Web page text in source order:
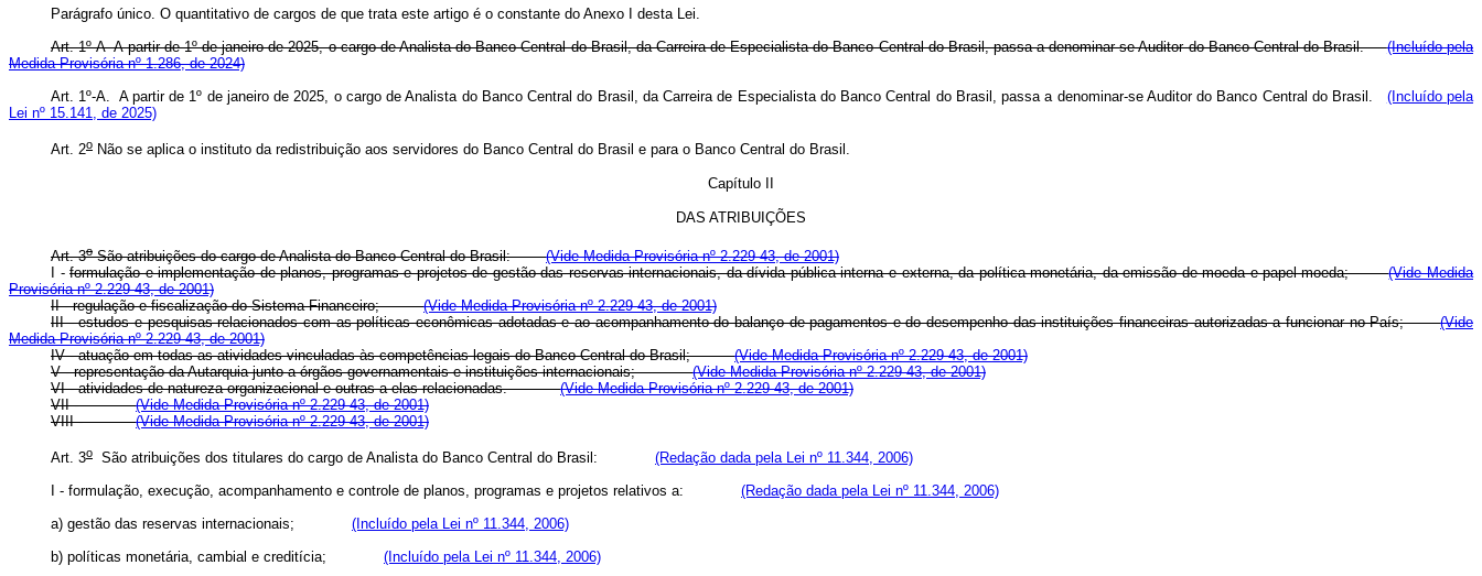
Parágrafo único. O quantitativo de cargos de que trata este artigo é o constante do Anexo I desta Lei.
Art. 1º-A A partir de 1º de janeiro de 2025, o cargo de Analista do Banco Central do Brasil, da Carreira de Especialista do Banco Central do Brasil, passa a denominar-se Auditor do Banco Central do Brasil.(Incluído pela
Medida Provisória nº 1.286, de 2024)
Art. 1º-A. A partir de 1º de janeiro de 2025, o cargo de Analista do Banco Central do Brasil, da Carreira de Especialista do Banco Central do Brasil, passa a denominar-se Auditor do Banco Central do Brasil. (Incluído pela
Lei nº 15.141, de 2025)
Art. 2o Não se aplica o instituto da redistribuição aos servidores do Banco Central do Brasil e para o Banco Central do Brasil.
Capítulo II
DAS ATRIBUIÇÕES
Art. 3oSão atribuições do cargo de Analista do Banco Central do Brasil:(Vide Medida Provisória nº 2.229-43, de 2001)
I -formulação e implementação de planos, programas e projetos de gestão das reservas internacionais, da dívida pública interna e externa, da política monetária, da emissão de moeda e papel-moeda;(Vide Medida
Provisória nº 2.229-43, de 2001)
II - regulação e fiscalização do Sistema Financeiro;(Vide Medida Provisória nº 2.229-43, de 2001)
III - estudos e pesquisas relacionados com as políticas econômicas adotadas e ao acompanhamento do balanço de pagamentos e do desempenho das instituições financeiras autorizadas a funcionar no País;(Vide
Medida Provisória nº 2.229-43, de 2001)
IV - atuação em todas as atividades vinculadas às competências legais do Banco Central do Brasil;(Vide Medida Provisória nº 2.229-43, de 2001)
V - representação da Autarquia junto a órgãos governamentais e instituições internacionais;(Vide Medida Provisória nº 2.229-43, de 2001)
VI - atividades de natureza organizacional e outras a elas relacionadas.(Vide Medida Provisória nº 2.229-43, de 2001)
VII -(Vide Medida Provisória nº 2.229-43, de 2001)
VIII -(Vide Medida Provisória nº 2.229-43, de 2001)
Art. 3o São atribuições dos titulares do cargo de Analista do Banco Central do Brasil: (Redação dada pela Lei nº 11.344, 2006)
I - formulação, execução, acompanhamento e controle de planos, programas e projetos relativos a: (Redação dada pela Lei nº 11.344, 2006)
a) gestão das reservas internacionais; (Incluído pela Lei nº 11.344, 2006)
b) políticas monetária, cambial e creditícia; (Incluído pela Lei nº 11.344, 2006)